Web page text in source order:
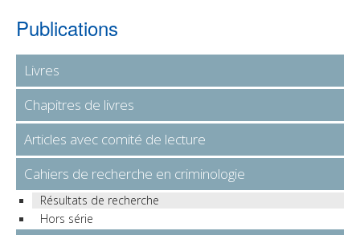
Publications
Livres
Chapitres de livres
Articles avec comité de lecture
Cahiers de recherche en criminologie
Résultats de recherche
Hors série